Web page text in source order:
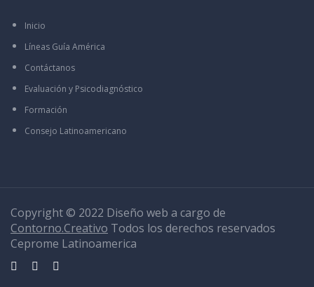
Inicio
Líneas Guía América
Contáctanos
Evaluación y Psicodiagnóstico
Formación
Consejo Latinoamericano
Copyright © 2022 Diseño web a cargo de
Contorno.Creativo Todos los derechos reservados
Ceprome Latinoamerica